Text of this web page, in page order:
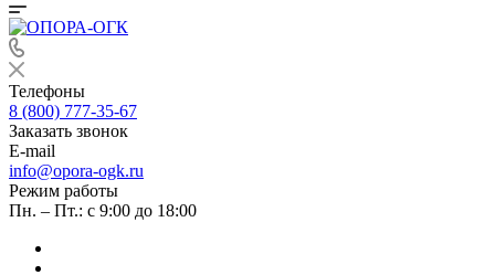
Телефоны
8 (800) 777-35-67
Заказать звонок
E-mail
info@opora-ogk.ru
Режим работы
Пн. – Пт.: с 9:00 до 18:00